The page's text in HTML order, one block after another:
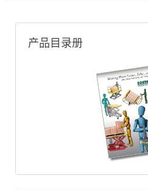
产品目录册